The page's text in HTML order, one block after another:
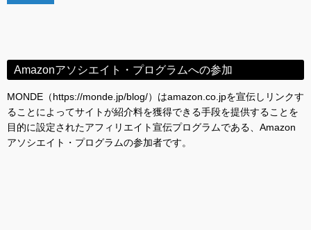
Amazonアソシエイト・プログラムへの参加
MONDE（https://monde.jp/blog/）はamazon.co.jpを宣伝しリンクす
ることによってサイトが紹介料を獲得できる手段を提供することを
目的に設定されたアフィリエイト宣伝プログラムである、Amazon
アソシエイト・プログラムの参加者です。